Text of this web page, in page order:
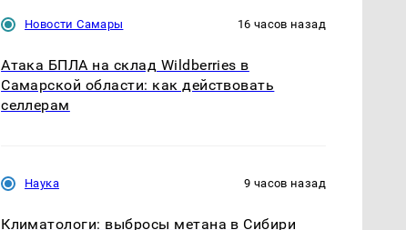
Новости Самары 16 часов назад
Атака БПЛА на склад Wildberries в
Самарской области: как действовать
селлерам
Наука 9 часов назад
Климатологи: выбросы метана в Сибири